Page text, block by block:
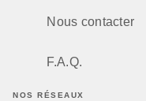
Nous contacter
F.A.Q.
NOS RÉSEAUX